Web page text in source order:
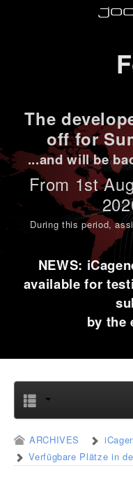
The
off for
...and will be
From 1st
During this period,
NEWS:
available for
by the
ARCHIVES
Verfügbare Plätze in